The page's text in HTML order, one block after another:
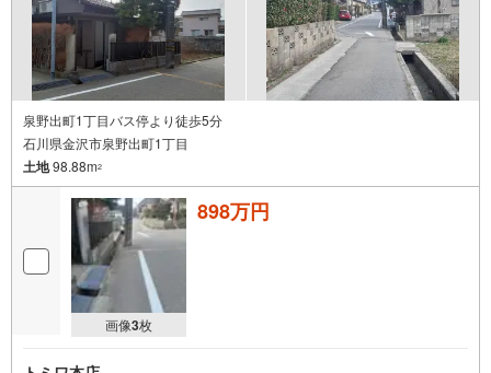
泉野出町1丁目バス停より徒歩5分
石川県金沢市泉野出町1丁目
土地98.88m2
画像3枚
898万円